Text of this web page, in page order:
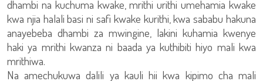
dhambi na kuchuma kwake, mrithi urithi umehamia kwake
kwa njia halali basi ni safi kwake kurithi, kwa sababu hakuna
anayebeba dhambi za mwingine, lakini kuhamia kwenye
haki ya mrithi kwanza ni baada ya kuthibiti hiyo mali kwa
mrithiwa.
Na amechukuwa dalili ya kauli hii kwa kipimo cha mali